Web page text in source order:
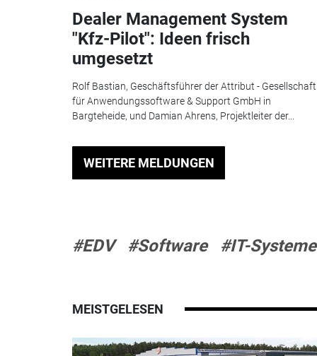
Dealer Management System
"Kfz-Pilot": Ideen frisch
umgesetzt
Rolf Bastian, Geschäftsführer der Attribut - Gesellschaft
für Anwendungssoftware & Support GmbH in
Bargteheide, und Damian Ahrens, Projektleiter der...
WEITERE MELDUNGEN
#EDV #Software #IT-Systeme
MEISTGELESEN